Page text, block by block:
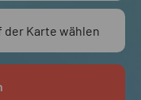
der Karte wählen